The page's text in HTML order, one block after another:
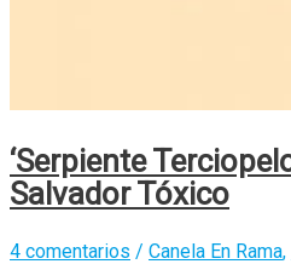
‘Serpiente
Salvador Tóxico
4 comentarios / Canela En Rama,